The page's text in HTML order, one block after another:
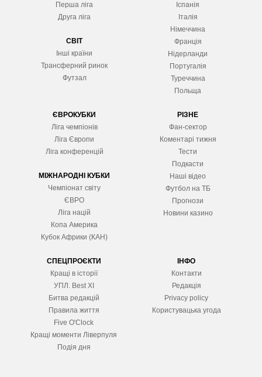
Перша ліга
Друга ліга
СВІТ
Інші країни
Трансферний ринок
Футзал
Іспанія
Італія
Німеччина
Франція
Нідерланди
Португалія
Туреччина
Польща
ЄВРОКУБКИ
Ліга чемпіонів
Ліга Європи
Ліга конференцій
МІЖНАРОДНІ КУБКИ
Чемпіонат світу
ЄВРО
Ліга націй
Копа Америка
Кубок Африки (КАН)
РІЗНЕ
Фан-сектор
Коментарі тижня
Тести
Подкасти
Наші відео
Футбол на ТБ
Прогнози
Новини казино
СПЕЦПРОЄКТИ
Кращі в історії
УПЛ. Best XІ
Битва редакцій
Правила життя
Five O'Clock
Кращі моменти Ліверпуля
Подія дня
ІНФО
Контакти
Редакція
Privacy policy
Користувацька угода